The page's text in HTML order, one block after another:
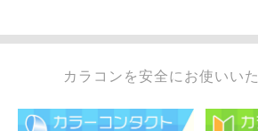
カラコンを安全にお使いい